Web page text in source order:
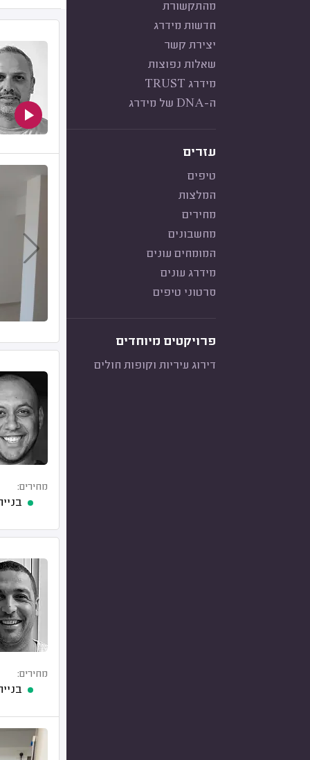
מהתקשורת
חדשות מידרג
יצירת קשר
שאלות נפוצות
מידרג TRUST
ה-DNA של מידרג
עזרים
טיפים
המלצות
מחירים
מחשבונים
המומחים עונים
מידרג עונים
סרטוני טיפים
פרויקטים מיוחדים
דירוג עיריות וקופות חולים
מחירים:
בניית קיר גבס
מחירים:
בניית 1 מ"ר גבס בסיסי לבן, בעבודה מעל 20 מ"ר (לא כולל